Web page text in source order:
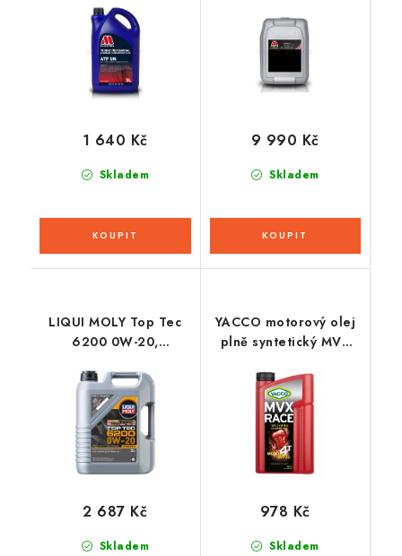
Professional ATF UN 5l
Skladem
1 640 Kč
3ester Motorsport CFS
10w50 20l
Skladem
9 990 Kč
LIQUI MOLY Top Tec
6200 0W-20,
olej 5 l
Skladem
2 687 Kč
YACCO motorový olej
plně syntetický MVX
Skladem
978 Kč